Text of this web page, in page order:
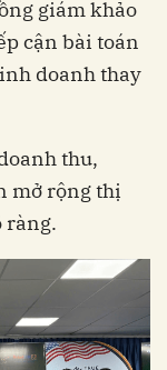
giám khảo
cận bài toán
doanh thay
thu,
mở rộng thị
ràng.